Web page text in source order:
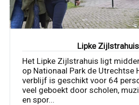
Lipke Zijlstrahuis
Het Lipke Zijlstrahuis ligt
op Nationaal Park de Utrechtse
verblijf is geschikt voor 64
veel geboekt door scholen,
en spor...